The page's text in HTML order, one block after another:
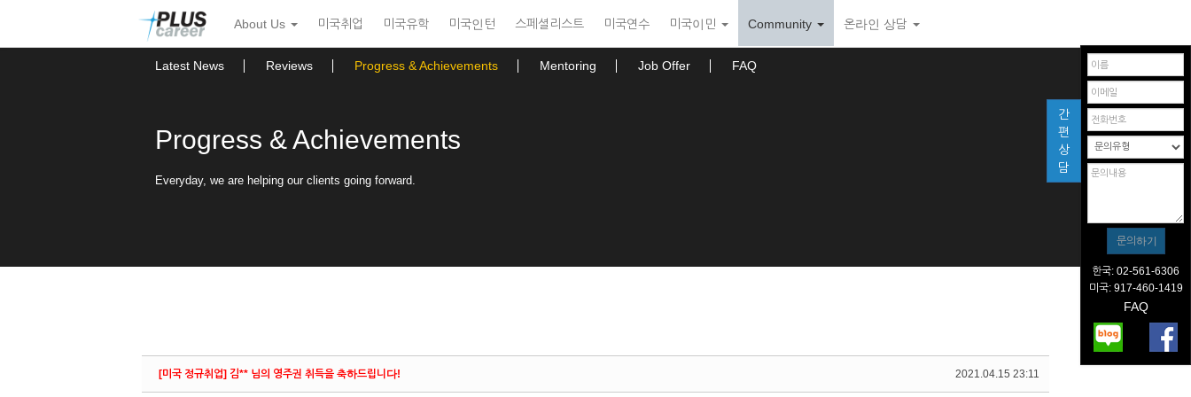
뉴
토
About Us 미국취업 미국유학 미국인턴 스페셜리스트 미국연수 미국이민 Community 온라인 상담
Latest News Reviews Progress & Achievements Mentoring Job Offer FAQ
Progress & Achievements
Everyday, we are helping our clients going forward.
2021.04.15 23:11
[미국 정규취업] 김** 님의 영주권 취득을 축하드립니다!
간
편
상
담
한국: 02-561-6306
미국: 917-460-1419
FAQ